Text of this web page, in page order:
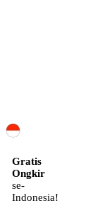
Gratis
Ongkir
se-
Indonesia!